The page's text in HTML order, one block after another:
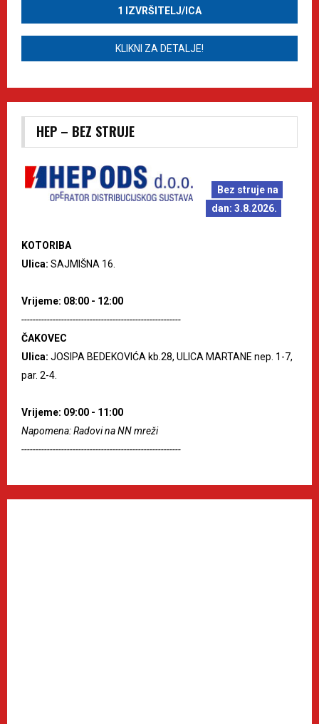
1 IZVRŠITELJ/ICA
KLIKNI ZA DETALJE!
HEP – BEZ STRUJE
Bez struje na
dan: 3.8.2026.
KOTORIBA
Ulica: SAJMIŠNA 16.
Vrijeme: 08:00 - 12:00
--------------------------------------------------------
ČAKOVEC
Ulica: JOSIPA BEDEKOVIĆA kb.28, ULICA MARTANE nep. 1-7,
par. 2-4.
Vrijeme: 09:00 - 11:00
Napomena: Radovi na NN mreži
--------------------------------------------------------